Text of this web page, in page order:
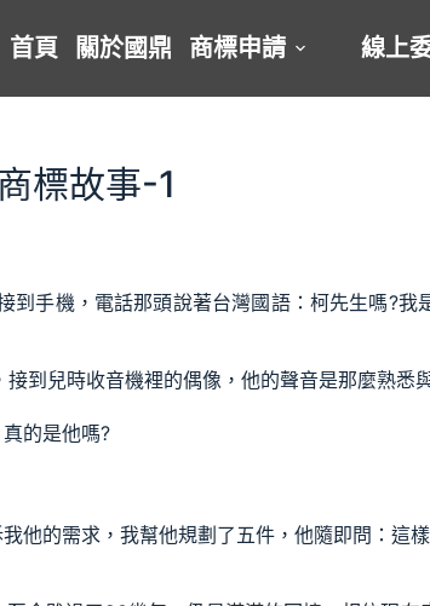
首頁 關於國鼎 商標申請 線上
標故事-1
手機，電話那頭說著台灣國語：柯先生嗎?我
到兒時收音機裡的偶像，他的聲音是那麼熟悉
的是他嗎?
他的需求，我幫他規劃了五件，他隨即問：這